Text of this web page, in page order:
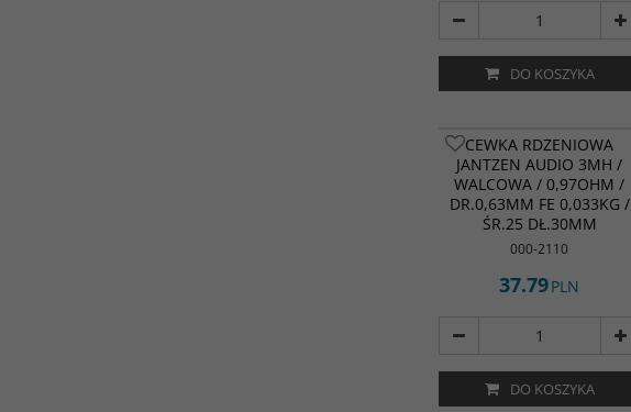
DO KOSZYKA
CEWKA RDZENIOWA
JANTZEN AUDIO 3MH /
WALCOWA / 0,97OHM /
DR.0,63MM FE 0,033KG /
ŚR.25 DŁ.30MM
000-2110
37.79PLN
DO KOSZYKA